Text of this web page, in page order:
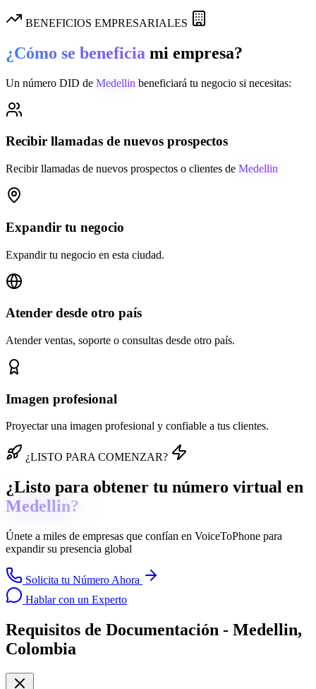
BENEFICIOS EMPRESARIALES
¿Cómo se beneficia mi empresa?
Un número DID de Medellin beneficiará tu negocio si necesitas:
Recibir llamadas de nuevos prospectos
Recibir llamadas de nuevos prospectos o clientes de Medellin
Expandir tu negocio
Expandir tu negocio en esta ciudad.
Atender desde otro país
Atender ventas, soporte o consultas desde otro país.
Imagen profesional
Proyectar una imagen profesional y confiable a tus clientes.
¿LISTO PARA COMENZAR?
¿Listo para obtener tu número virtual en
Medellin?
Únete a miles de empresas que confían en VoiceToPhone para
expandir su presencia global
Solicita tu Número Ahora
Hablar con un Experto
Requisitos de Documentación - Medellin,
Colombia